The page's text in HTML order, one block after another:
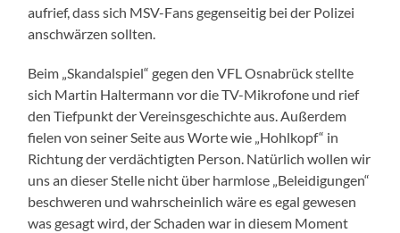
aufrief, dass sich MSV-Fans gegenseitig bei der Polizei
anschwärzen sollten.
Beim „Skandalspiel“ gegen den VFL Osnabrück stellte
sich Martin Haltermann vor die TV-Mikrofone und rief
den Tiefpunkt der Vereinsgeschichte aus. Außerdem
fielen von seiner Seite aus Worte wie „Hohlkopf“ in
Richtung der verdächtigten Person. Natürlich wollen wir
uns an dieser Stelle nicht über harmlose „Beleidigungen“
beschweren und wahrscheinlich wäre es egal gewesen
was gesagt wird, der Schaden war in diesem Moment